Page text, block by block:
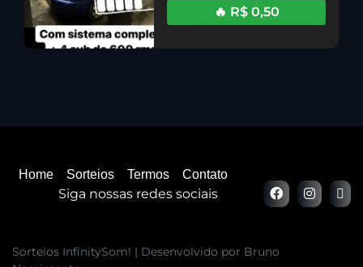
🔥 R$ 0,50
Home Sorteios Termos Contato
Siga nossas redes sociais
Sorteios InfinitySom! | Desenvolvido por Bruno